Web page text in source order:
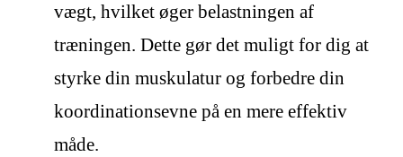
vægt, hvilket øger belastningen af
træningen. Dette gør det muligt for dig at
styrke din muskulatur og forbedre din
koordinationsevne på en mere effektiv
måde.